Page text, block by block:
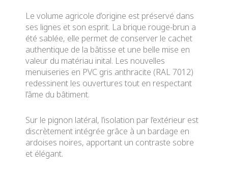
Le volume agricole d’origine est préservé dans
ses lignes et son esprit. La brique rouge-brun a
été sablée, elle permet de conserver le cachet
authentique de la bâtisse et une belle mise en
valeur du matériau inital. Les nouvelles
menuiseries en PVC gris anthracite (RAL 7012)
redessinent les ouvertures tout en respectant
l’âme du bâtiment.
Sur le pignon latéral, l’isolation par l’extérieur est
discrètement intégrée grâce à un bardage en
ardoises noires, apportant un contraste sobre
et élégant.